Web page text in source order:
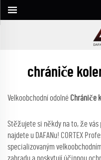
chrániče
Velkoobchodní odolné Chrániče
Stěžujete si někdy na to, že
najdete u DAFANu! CORTEX
specializovaným
zahradu a poskytují účinnou